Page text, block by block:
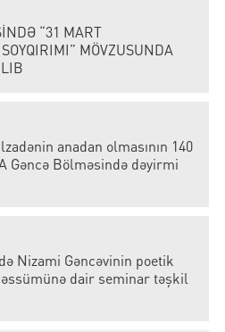
“31 MART
MÖVZUSUNDA
anadan olmasının 140
Gəncə Bölməsində dəyirmi
Nizami Gəncəvinin poetik
dair seminar təşkil